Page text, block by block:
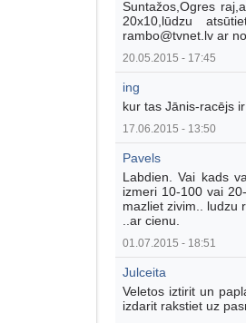
Suntažos,Ogres
20x10,lūdzu
rambo@tvnet.lv ar
20.05.2015 - 17:45
ing
kur tas Jānis-racējs
17.06.2015 - 13:50
Pavels
Labdien. Vai kads
izmeri 10-100 vai
mazliet zivim.. ludzu
..ar cienu.
01.07.2015 - 18:51
Julceita
Veletos iztirit un
izdarit rakstiet uz